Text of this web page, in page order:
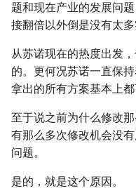
题和现在产业的发展问
接翻倍以外倒是没有太多
从苏诺现在的热度出发
的。更何况苏诺一直保
拿出的所有方案基本上都
至于说之前为什么修改
有那么多次修改机会没
问题。
是的，就是这个原因。